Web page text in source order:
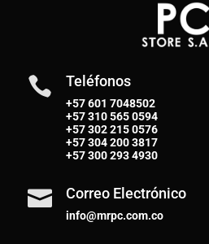
 Teléfonos
+57 601 7048502
+57310 565 0594
+57302 215 0576
+57304 200 3817
+57300 293 4930
 Correo Electrónico
info@mrpc.com.co